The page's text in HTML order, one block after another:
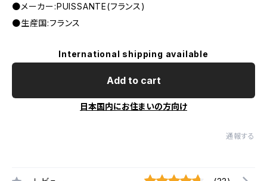
●メーカー:PUISSANTE(フランス)
●生産国:フランス
International shipping available
Add to cart
日本国内にお住まいの方向け
通報する